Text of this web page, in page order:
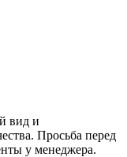
вид и
Просьба перед
у менеджера.